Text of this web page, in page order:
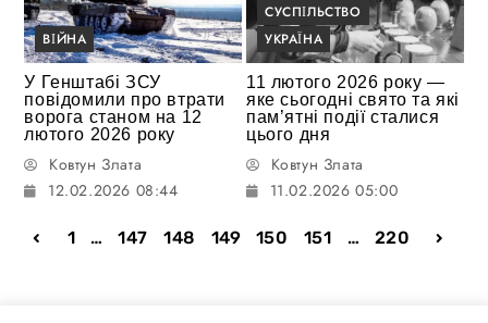
ВІЙНА
У Генштабі ЗСУ
повідомили про втрати
ворога станом на 12
лютого 2026 року
Ковтун Злата
12.02.2026 08:44
СУСПІЛЬСТВО
УКРАЇНА
11 лютого 2026 року —
яке сьогодні свято та які
пам’ятні події сталися
цього дня
Ковтун Злата
11.02.2026 05:00
1 … 147 148 149 150 151 … 220